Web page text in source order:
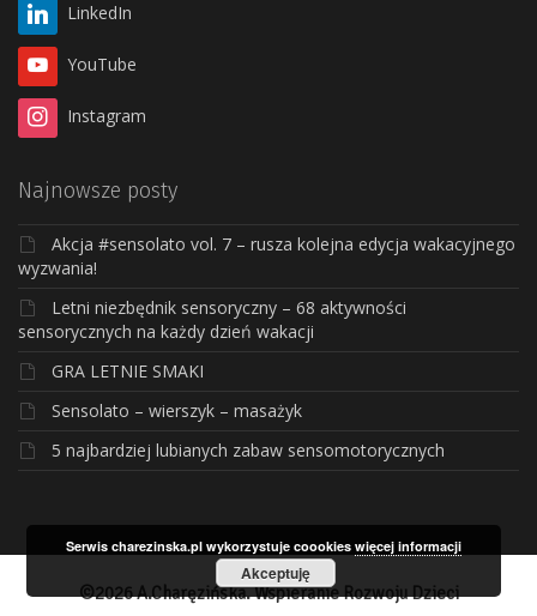
LinkedIn
YouTube
Instagram
Najnowsze posty
Akcja #sensolato vol. 7 – rusza kolejna edycja wakacyjnego
wyzwania!
Letni niezbędnik sensoryczny – 68 aktywności
sensorycznych na każdy dzień wakacji
GRA LETNIE SMAKI
Sensolato – wierszyk – masażyk
5 najbardziej lubianych zabaw sensomotorycznych
©2026 A.Charęzińska. Wspieranie Rozwoju Dzieci
Serwis charezinska.pl wykorzystuje coookieswięcej informacji
Akceptuję